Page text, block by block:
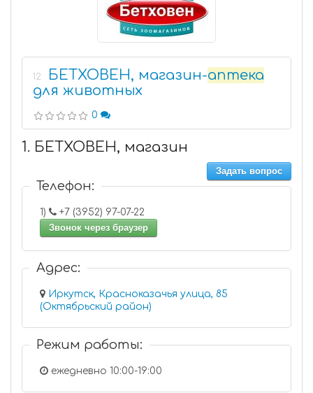
12 БЕТХОВЕН, магазин-аптека
для животных
0
1. БЕТХОВЕН, магазин
Задать вопрос
Телефон:
1)
+7 (3952) 97-07-22
Звонок через браузер
Адрес:
Иркутск, Красноказачья улица, 85
(Октябрьский район)
Режим работы:
ежедневно 10:00-19:00